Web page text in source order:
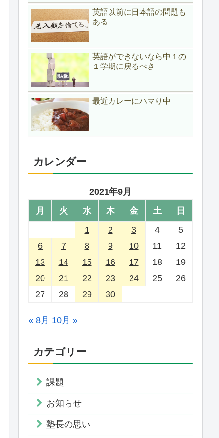
英語以前に日本語の問題も
ある
英語ができないなら中１の
１学期に戻るべき
最近カレーにハマり中
カレンダー
2021年9月
月
火 水 木 金 土
日
1
2 3 4
5
6
7 8 9 10 11
12
13
14 15 16 17 18
19
20
21 22 23 24 25
26
27
28 29 30
« 8月 10月 »
カテゴリー
課題
お知らせ
塾長の思い